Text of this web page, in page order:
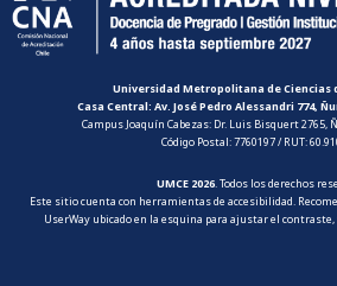
Universidad Metropolitana de Ciencias
Casa Central: Av. José Pedro Alessandri 774,
Campus Joaquín Cabezas: Dr. Luis Bisquert 2765,
Código Postal: 7760197 / RUT:
UMCE 2026. Todos los derechos
Este sitio cuenta con herramientas de accesibilidad.
UserWay ubicado en la esquina para ajustar el